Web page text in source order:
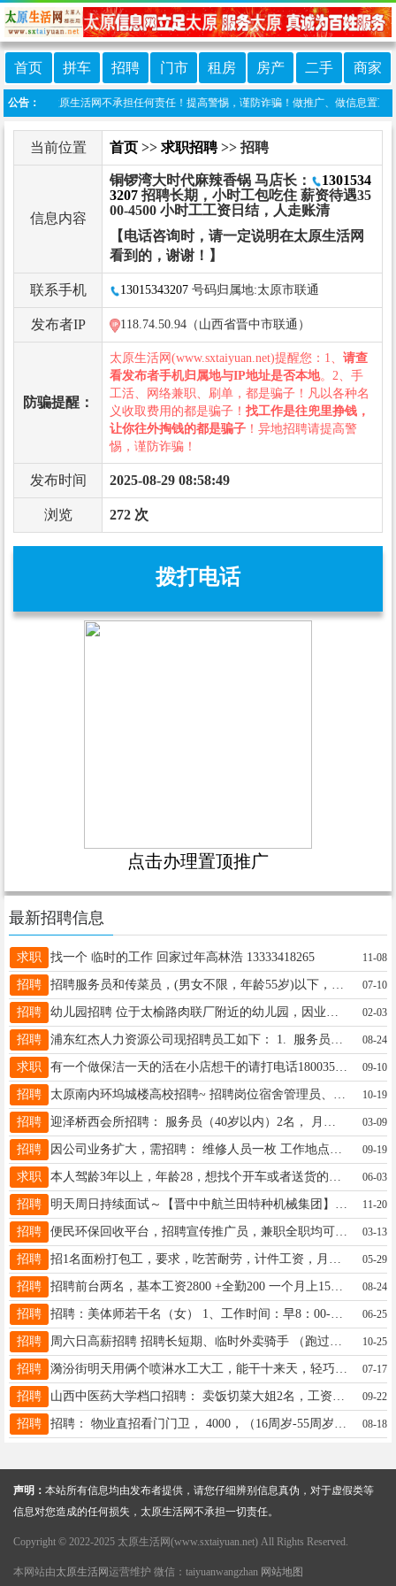
首页 拼车 招聘 门市 租房 房产 二手 商家
公告：
布，太原生活网不承担任何责任！提高警惕，谨防诈骗！做推广、做信息置顶！
当前位置 首页 >> 求职招聘>> 招聘
信息内容
铜锣湾大时代麻辣香锅 马店长：
1301534
3207 招聘长期，小时工包吃住 薪资待遇35
00-4500 小时工工资日结，人走账清
【电话咨询时，请一定说明在太原生活网
看到的，谢谢！】
联系手机 13015343207 号码归属地:太原市联通
发布者IP 118.74.50.94（山西省晋中市联通）
防骗提醒：
太原生活网(www.sxtaiyuan.net)提醒您：1、 请查
看发布者手机归属地与IP地址是否本地。2、手
工活、网络兼职、刷单，都是骗子！凡以各种名
义收取费用的都是骗子！ 找工作是往兜里挣钱，
让你往外掏钱的都是骗子 ！异地招聘请提高警
惕，谨防诈骗！
发布时间 2025-08-29 08:58:49
浏览 272 次
拨打电话
点击办理置顶推广
最新招聘信息
求职 找一个 临时的工作 回家过年高林浩 13333418265 11-08
招聘 07-10
招聘 02-03
招聘 08-24
求职 有一个做保洁一天的活在小店想干的请打电话18003515473 09-10
招聘 10-19
招聘 03-09
招聘 09-19
求职 06-03
招聘 11-20
招聘 03-13
招聘 05-29
招聘 招聘前台两名，基本工资2800 +全勤200 一个月上15个班，上1天1夜 休1天1夜 ，推票 推卡有提成 ，提成1000以上 综合工资4000元 以上 招聘客房房嫂一名，基本工资2200 +提成1000以上，综合工资3500 地址：杏花岭区 联系方式：13935180484 08-24
招聘 招聘：美体师若干名（女） 1、工作时间：早8：00-20:00 2、上下午倒班或上一天休息一天 3、薪资待遇2500+手法提成+销售提成 4、工作地点：长风街/学府街附近 5、联系方式：13753192410（微信同号） 06-25
招聘 10-25
招聘 07-17
招聘 09-22
招聘 08-18
声明： 本站所有信息均由发布者提供，请您仔细辨别信息真伪，对于虚假类等
信息对您造成的任何损失，太原生活网不承担一切责任。
Copyright © 2022-2025 太原生活网(www.sxtaiyuan.net) All Rights Reserved.
本网站由太原生活网 运营维护 微信：taiyuanwangzhan 网站地图